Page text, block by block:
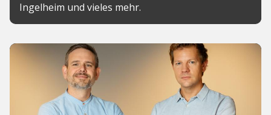
Ingelheim und vieles mehr.